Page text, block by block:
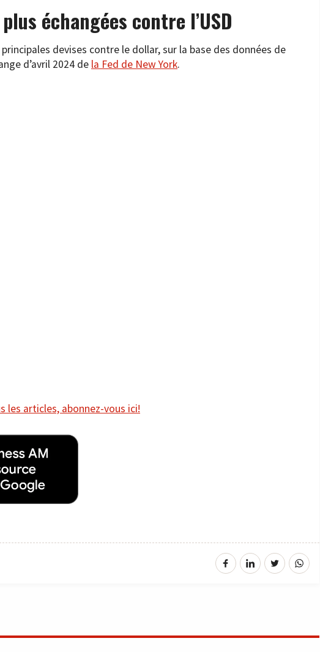
échangées contre l’USD
devises contre le dollar, sur la base des données de
d’avril 2024 de la Fed de New York.
les articles, abonnez-vous ici!